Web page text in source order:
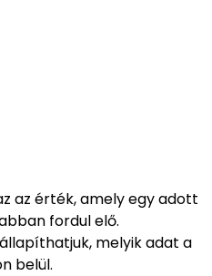
az érték, amely egy adott
fordul elő.
melyik adat a
belül.